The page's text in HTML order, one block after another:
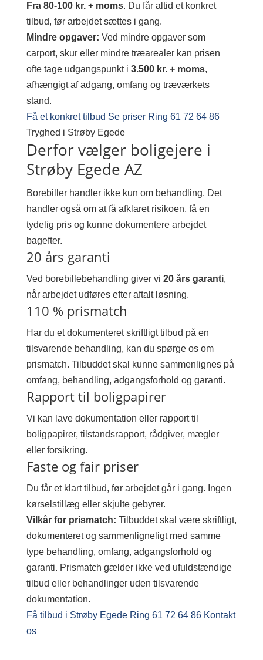
Fra 80-100 kr. + moms. Du får altid et konkret
tilbud, før arbejdet sættes i gang.
Mindre opgaver: Ved mindre opgaver som
carport, skur eller mindre træarealer kan prisen
ofte tage udgangspunkt i 3.500 kr. + moms,
afhængigt af adgang, omfang og træværkets
stand.
Få et konkret tilbud Se priser Ring 61 72 64 86
Tryghed i Strøby Egede
Derfor vælger boligejere i
Strøby Egede AZ
Borebiller handler ikke kun om behandling. Det
handler også om at få afklaret risikoen, få en
tydelig pris og kunne dokumentere arbejdet
bagefter.
20 års garanti
Ved borebillebehandling giver vi 20 års garanti,
når arbejdet udføres efter aftalt løsning.
110 % prismatch
Har du et dokumenteret skriftligt tilbud på en
tilsvarende behandling, kan du spørge os om
prismatch. Tilbuddet skal kunne sammenlignes på
omfang, behandling, adgangsforhold og garanti.
Rapport til boligpapirer
Vi kan lave dokumentation eller rapport til
boligpapirer, tilstandsrapport, rådgiver, mægler
eller forsikring.
Faste og fair priser
Du får et klart tilbud, før arbejdet går i gang. Ingen
kørselstillæg eller skjulte gebyrer.
Vilkår for prismatch: Tilbuddet skal være skriftligt,
dokumenteret og sammenligneligt med samme
type behandling, omfang, adgangsforhold og
garanti. Prismatch gælder ikke ved ufuldstændige
tilbud eller behandlinger uden tilsvarende
dokumentation.
Få tilbud i Strøby Egede Ring 61 72 64 86 Kontakt
os